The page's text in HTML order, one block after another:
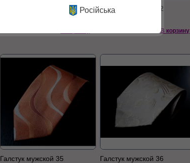
Галстук мужской 32
В корзину
Галстук мужской 35 Галстук мужской 36
Російська